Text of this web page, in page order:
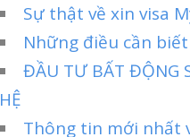
Sự thật về xin visa
Những điều cần
ĐẦU TƯ BẤT ĐỘNG
HỆ
Thông tin mới nhất